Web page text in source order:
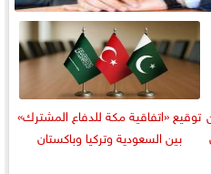
توقيع «اتفاقية مكة للدفاع المشترك»
بين السعودية وتركيا وباكستان